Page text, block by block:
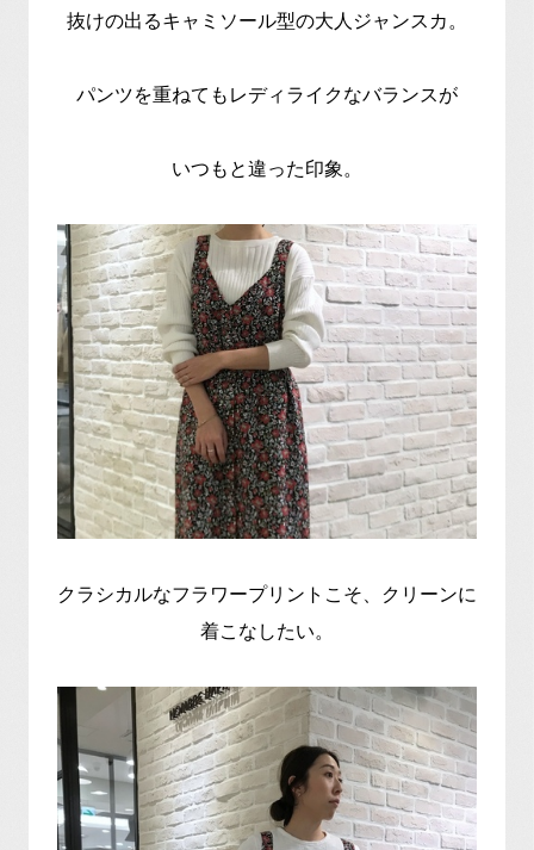
抜けの出るキャミソール型の大人ジャンスカ。
パンツを重ねてもレディライクなバランスが
いつもと違った印象。
クラシカルなフラワープリントこそ、クリーンに
着こなしたい。